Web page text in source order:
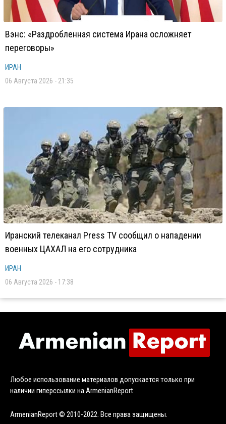
Вэнс: «Раздробленная система Ирана осложняет
переговоры»
ИРАН
06 Августа 2026 - 21:35
Иранский телеканал Press TV сообщил о нападении
военных ЦАХАЛ на его сотрудника
ИРАН
06 Августа 2026 - 17:38
Любое использование материалов допускается только при
наличии гиперссылки на ArmenianReport
ArmenianReport © 2010-2022. Все права защищены.